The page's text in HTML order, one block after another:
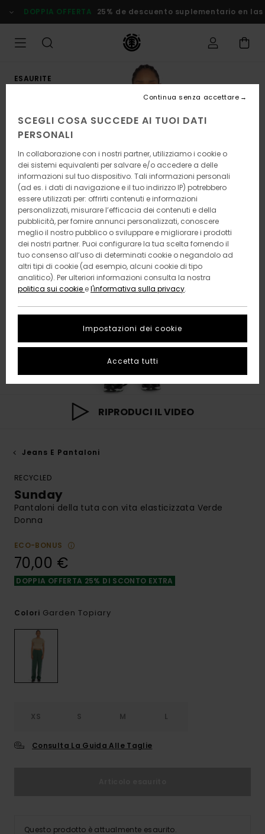
alle
informazioni
prodotto
DOPPIA OFFERTA 25% de descuento suplementario en las
ESAURITE
RIPRODUCI IL VIDEO
Jeans E Pantaloni
RECYCLED
Sunday
Pantaloni della tuta con vita elasticizzata Verde
Donna
ECO-BONUS
70,00 €
DOPPIA OFFERTA 25% DI SCONTO EXTRA
Colori Garden Topiary
XS S M L
Consulta La Guida Alle Taglie
Questo prodotto è attualmente esaurito.
SCEGLI COSA SUCCEDE AI TUOI DATI
PERSONALI
In collaborazione con i nostri partner, utilizziamo i cookie o
dei sistemi equivalenti per salvare e/o accedere a delle
informazioni sul tuo dispositivo. Tali informazioni personali
(ad es. i dati di navigazione e il tuo indirizzo IP) potrebbero
essere utilizzati per: offrirti contenuti e informazioni
personalizzati, misurare l’efficacia dei contenuti e della
pubblicità, per fornire annunci personalizzati, conoscere
meglio il nostro pubblico o sviluppare e migliorare i prodotti
dei nostri partner. Puoi configurare la tua scelta fornendo il
tuo consenso all’uso di determinati cookie o negandolo ad
altri tipi di cookie (ad esempio, alcuni cookie di tipo
analitico). Per ulteriori informazioni consulta la nostra
politica sui cookie el'informativa sulla privacy.
Impostazioni dei cookie
Continua senza accettare
Accetta tutti